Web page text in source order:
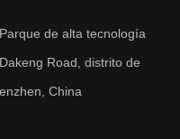
de alta tecnología
Road, distrito de
China